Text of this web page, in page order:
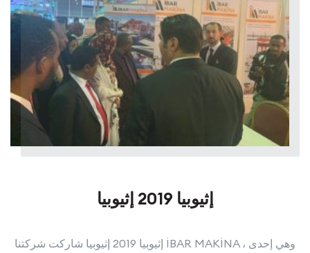
إثيوبيا 2019 إثيوبيا
إثيوبيا 2019 إثيوبيا شاركت شركتنا İBAR MAKİNA ، وهي إحدى